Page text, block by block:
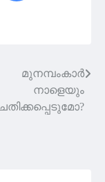
മുനമ്പംകാർ
നാളെയും
ചതിക്കപ്പെടുമോ?